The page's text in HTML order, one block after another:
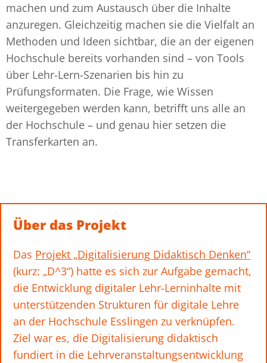
machen und zum Austausch über die Inhalte
anzuregen. Gleichzeitig machen sie die Vielfalt an
Methoden und Ideen sichtbar, die an der eigenen
Hochschule bereits vorhanden sind – von Tools
über Lehr-Lern-Szenarien bis hin zu
Prüfungsformaten. Die Frage, wie Wissen
weitergegeben werden kann, betrifft uns alle an
der Hochschule – und genau hier setzen die
Transferkarten an.
Über das Projekt
Das Projekt „Digitalisierung Didaktisch Denken“
(kurz: „D^3“) hatte es sich zur Aufgabe gemacht,
die Entwicklung digitaler Lehr-Lerninhalte mit
unterstützenden Strukturen für digitale Lehre
an der Hochschule Esslingen zu verknüpfen.
Ziel war es, die Digitalisierung didaktisch
fundiert in die Lehrveranstaltungsentwicklung